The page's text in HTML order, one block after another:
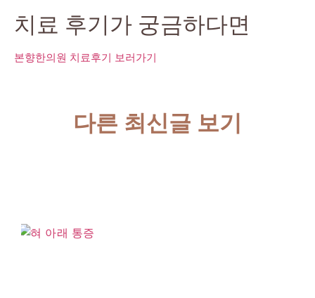
치료 후기가 궁금하다면
본향한의원 치료후기 보러가기
다른 최신글 보기